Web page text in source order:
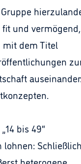
und
mit dem Titel
bis 49“
Schließlich